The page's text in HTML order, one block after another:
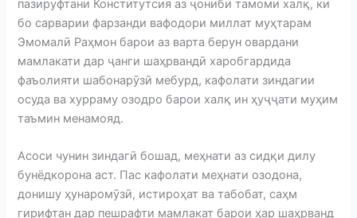
пазируфтани Конститутсия аз ҷониби тамоми халқ, ки
бо сарварии фарзанди вафодори миллат муҳтарам
Эмомалӣ Раҳмон барои аз варта берун овардани
мамлакати дар ҷанги шаҳрвандӣ харобгардида
фаъолияти шабонарӯзӣ мебурд, кафолати зиндагии
осуда ва хурраму озодро барои халқ ин ҳуҷҷати муҳим
таъмин менамояд.
Асоси чунин зиндагӣ бошад, меҳнати аз сидқи дилу
бунёдкорона аст. Пас кафолати меҳнати озодона,
донишу ҳунаромӯзӣ, истироҳат ва табобат, саҳм
гирифтан дар пешрафти мамлакат барои ҳар шаҳрванд